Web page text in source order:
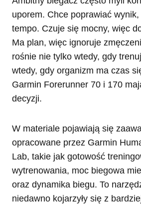
uporem. Chce poprawiać wynik,
tempo. Czuje się mocny, więc
Ma plan, więc ignoruje
rośnie nie tylko wtedy, gdy
wtedy, gdy organizm ma czas
Garmin Forerunner 70 i 170
decyzji.
W materiale pojawiają się
opracowane przez Garmin
Lab, takie jak gotowość
wytrenowania, moc biegowa
oraz dynamika biegu. To
niedawno kojarzyły się z